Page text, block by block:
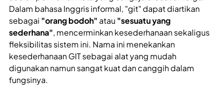
Dalam bahasa Inggris informal, "git" dapat diartikan
sebagai "orang bodoh" atau "sesuatu yang
sederhana", mencerminkan kesederhanaan sekaligus
fleksibilitas sistem ini. Nama ini menekankan
kesederhanaan GIT sebagai alat yang mudah
digunakan namun sangat kuat dan canggih dalam
fungsinya.